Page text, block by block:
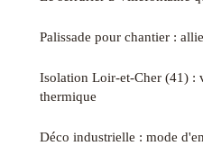
Palissade pour chantier :
Isolation Loir-et-Cher (41) :
thermique
Déco industrielle : mode